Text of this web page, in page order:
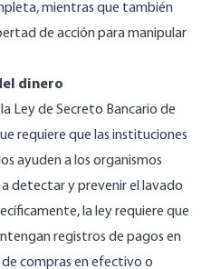
mientras que también
de acción para manipular
dinero
Ley de Secreto Bancario de
requiere que las instituciones
ayuden a los organismos
detectar y prevenir el lavado
la ley requiere que
registros de pagos en
compras en efectivo o